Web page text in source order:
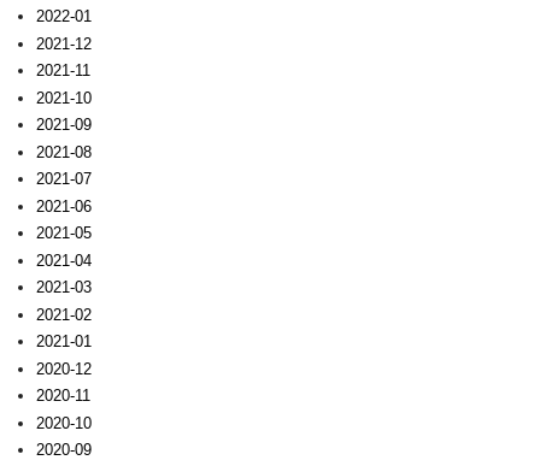
2022-01
2021-12
2021-11
2021-10
2021-09
2021-08
2021-07
2021-06
2021-05
2021-04
2021-03
2021-02
2021-01
2020-12
2020-11
2020-10
2020-09